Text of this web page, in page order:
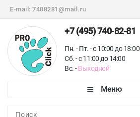
E-mail: 7408281@mail.ru
+7 (495) 740-82-81
Пн. - Пт. - с 10:00 до 18:00
Сб. - с 11:00 до 14:00
Вс. -Выходной